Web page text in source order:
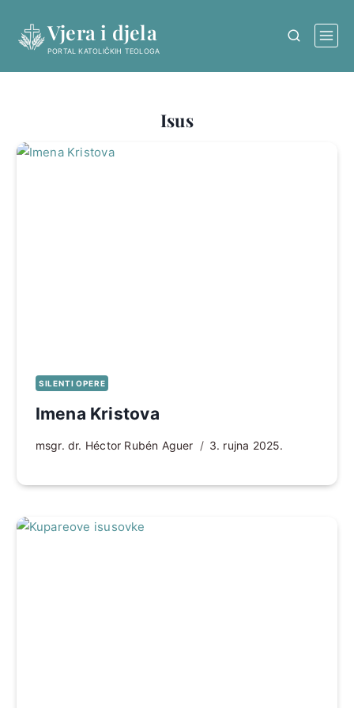
content
Vjera i djela
PORTAL KATOLIČKIH TEOLOGA
Isus
SILENTI OPERE
Imena Kristova
msgr. dr. Héctor Rubén Aguer 3. rujna 2025.